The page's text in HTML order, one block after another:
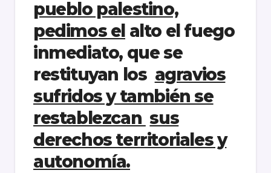
pueblo palestino,
pedimos el alto el fuego
inmediato, que se
restituyan los agravios
sufridos y también se
restablezcan sus
derechos territoriales y
autonomía.